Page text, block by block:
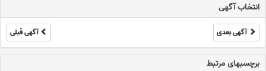
انتخاب آگهی
آگهی بعدی آگهی قبلی
برچسبهای مرتبط